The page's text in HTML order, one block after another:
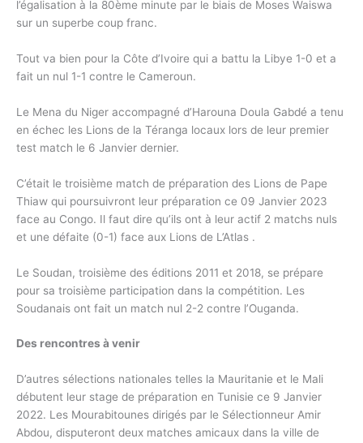
l’égalisation à la 80ème minute par le biais de Moses Waiswa
sur un superbe coup franc.
Tout va bien pour la Côte d’Ivoire qui a battu la Libye 1-0 et a
fait un nul 1-1 contre le Cameroun.
Le Mena du Niger accompagné d’Harouna Doula Gabdé a tenu
en échec les Lions de la Téranga locaux lors de leur premier
test match le 6 Janvier dernier.
C’était le troisième match de préparation des Lions de Pape
Thiaw qui poursuivront leur préparation ce 09 Janvier 2023
face au Congo. Il faut dire qu’ils ont à leur actif 2 matchs nuls
et une défaite (0-1) face aux Lions de L’Atlas .
Le Soudan, troisième des éditions 2011 et 2018, se prépare
pour sa troisième participation dans la compétition. Les
Soudanais ont fait un match nul 2-2 contre l’Ouganda.
Des rencontres à venir
D’autres sélections nationales telles la Mauritanie et le Mali
débutent leur stage de préparation en Tunisie ce 9 Janvier
2022. Les Mourabitounes dirigés par le Sélectionneur Amir
Abdou, disputeront deux matches amicaux dans la ville de